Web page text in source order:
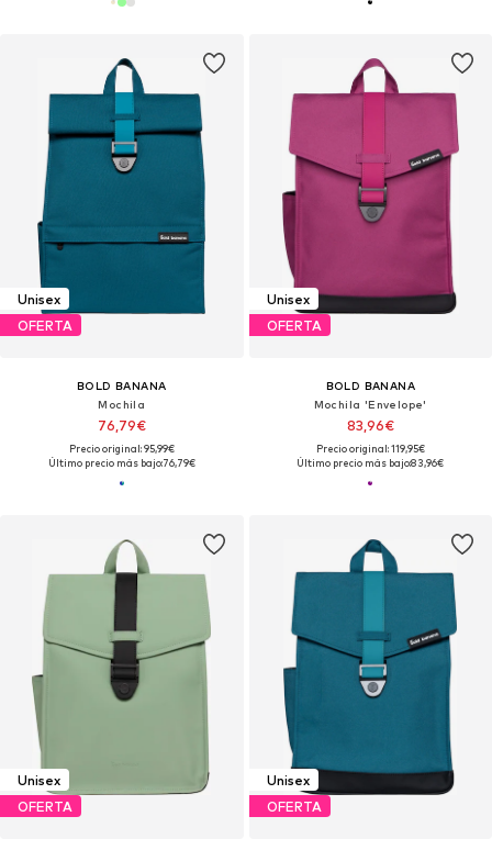
Unisex
OFERTA
BOLD BANANA
Mochila
76,79€
Precio original: 95,99€
Último precio más bajo:76,79€
Unisex
OFERTA
BOLD BANANA
Mochila 'Envelope'
83,96€
Precio original: 119,95€
Último precio más bajo:83,96€
Unisex
OFERTA
Unisex
OFERTA